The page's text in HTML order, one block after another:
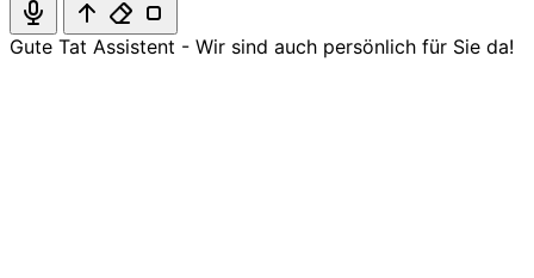
Gute Tat Assistent - Wir sind auch persönlich für Sie da!